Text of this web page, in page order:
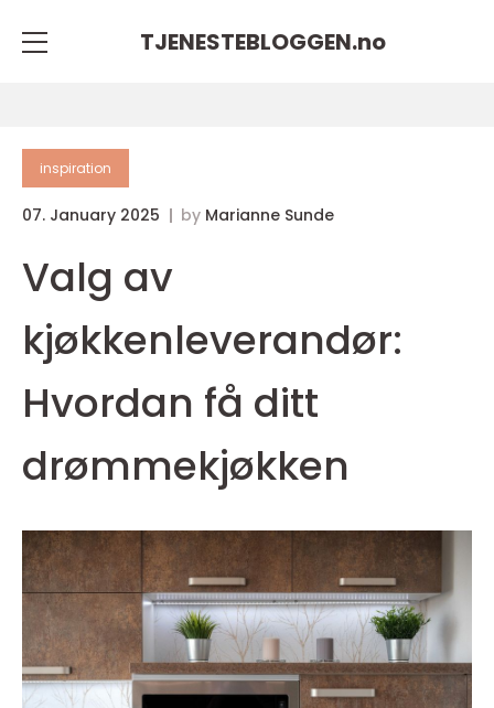
TJENESTEBLOGGEN.no
inspiration
07. January 2025 by Marianne Sunde
Valg av
kjøkkenleverandør:
Hvordan få ditt
drømmekjøkken